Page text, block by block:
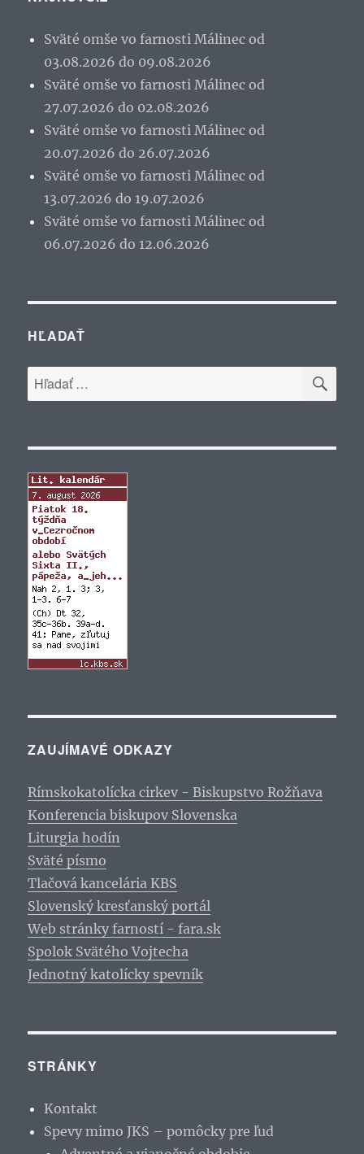
Sväté omše vo farnosti Málinec od
03.08.2026 do 09.08.2026
Sväté omše vo farnosti Málinec od
27.07.2026 do 02.08.2026
Sväté omše vo farnosti Málinec od
20.07.2026 do 26.07.2026
Sväté omše vo farnosti Málinec od
13.07.2026 do 19.07.2026
Sväté omše vo farnosti Málinec od
06.07.2026 do 12.06.2026
HĽADAŤ
Hľadať:
ZAUJÍMAVÉ ODKAZY
Rímskokatolícka cirkev - Biskupstvo Rožňava
Konferencia biskupov Slovenska
Liturgia hodín
Sväté písmo
Tlačová kancelária KBS
Slovenský kresťanský portál
Web stránky farností - fara.sk
Spolok Svätého Vojtecha
Jednotný katolícky spevník
STRÁNKY
Kontakt
Spevy mimo JKS – pomôcky pre ľud